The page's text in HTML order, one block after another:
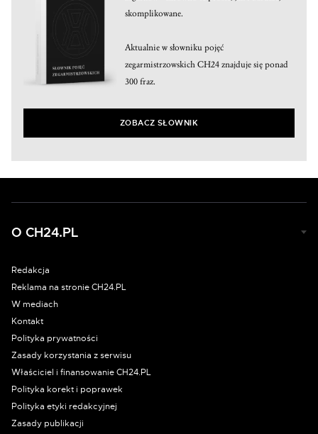
skomplikowane.
Aktualnie w słowniku pojęć
zegarmistrzowskich CH24 znajduje się ponad
300 fraz.
ZOBACZ SŁOWNIK
O CH24.PL
Redakcja
Reklama na stronie CH24.PL
W mediach
Kontakt
Polityka prywatności
Zasady korzystania z serwisu
Właściciel i finansowanie CH24.PL
Polityka korekt i poprawek
Polityka etyki redakcyjnej
Zasady publikacji